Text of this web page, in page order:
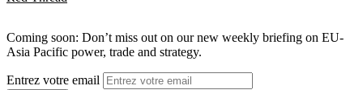
Coming soon: Don’t miss out on our new weekly briefing on EU-
Asia Pacific power, trade and strategy.
Entrez votre email